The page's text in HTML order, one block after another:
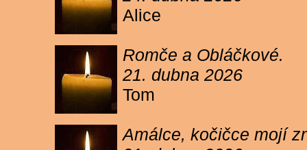
Alice
Romče a Obláčkové.
21. dubna 2026
Tom
Amálce, kočičce mojí